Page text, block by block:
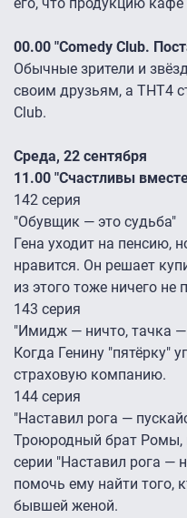
его, что продукцию
00.00 "Comedy Club.
Обычные зрители и
своим друзьям, а ТНТ4
Club.
Среда, 22 сентября
11.00 "Счастливы
142 серия
"Обувщик — это судьба"
Гена уходит на пенсию,
нравится. Он решает
из этого тоже ничего не
143 серия
"Имидж — ничто, тачка —
Когда Генину "пятёрку"
страховую компанию.
144 серия
"Наставил рога —
Троюродный брат Ромы,
серии "Наставил рога —
помочь ему найти того,
бывшей женой.